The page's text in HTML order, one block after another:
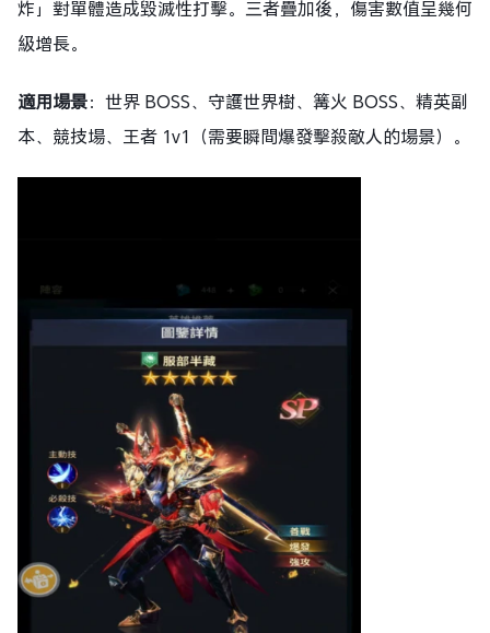
炸」對單體造成毀滅性打擊。三者疊加後，傷害數值呈幾何
級增長。
適用場景：世界 BOSS、守護世界樹、篝火 BOSS、精英副
本、競技場、王者 1v1（需要瞬間爆發擊殺敵人的場景）。